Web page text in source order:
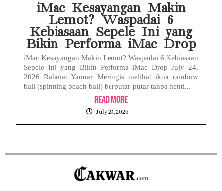
iMac Kesayangan Makin
Lemot? Waspadai 6
Kebiasaan Sepele Ini yang
Bikin Performa iMac Drop
iMac Kesayangan Makin Lemot? Waspadai 6 Kebiasaan
Sepele Ini yang Bikin Performa iMac Drop July 24,
2026 Rahmat Yanuar Meringis melihat ikon rainbow
ball (spinning beach ball) berputar-putar tanpa henti...
Read More
July 24, 2026